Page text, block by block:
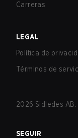
Carreras
LEGAL
Política de
Términos de
2026 Sidledes
SEGUIR